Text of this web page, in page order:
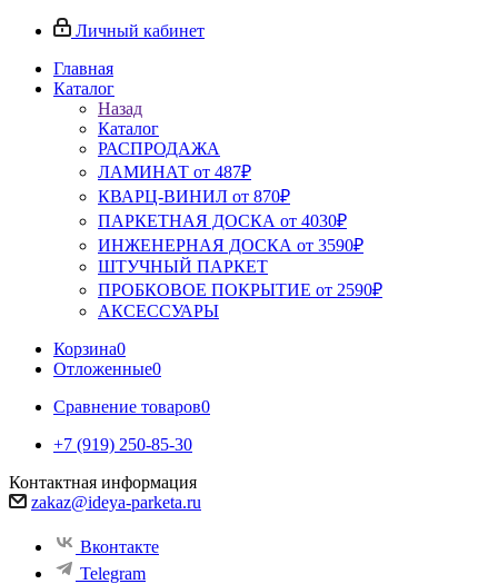
Личный кабинет
Главная
Каталог
Назад
Каталог
РАСПРОДАЖА
ЛАМИНАТ от 487₽
КВАРЦ-ВИНИЛ от 870₽
ПАРКЕТНАЯ ДОСКА от 4030₽
ИНЖЕНЕРНАЯ ДОСКА от 3590₽
ШТУЧНЫЙ ПАРКЕТ
ПРОБКОВОЕ ПОКРЫТИЕ от 2590₽
АКСЕССУАРЫ
Корзина0
Отложенные0
Сравнение товаров0
+7 (919) 250-85-30
Контактная информация
zakaz@ideya-parketa.ru
Вконтакте
Telegram